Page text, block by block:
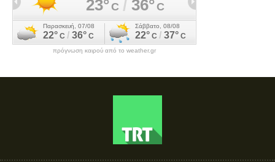
πρόγνωση καιρού από το weather.gr